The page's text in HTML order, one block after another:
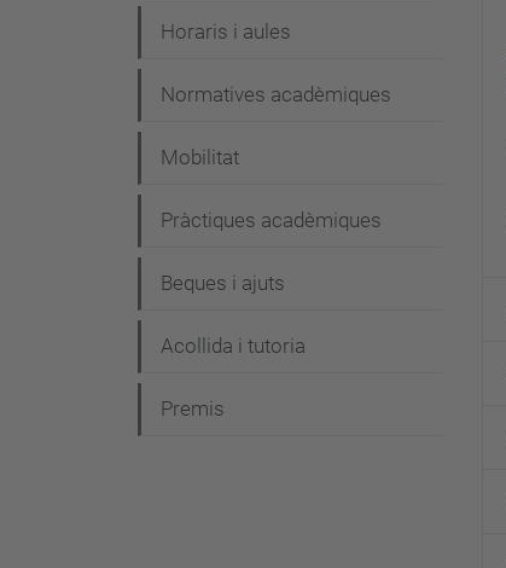
Horaris i aules
Normatives acadèmiques
Mobilitat
Pràctiques acadèmiques
Beques i ajuts
Acollida i tutoria
Premis